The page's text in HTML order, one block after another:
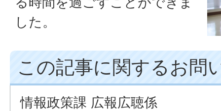
した。
この記事に関するお問
情報政策課 広報広聴係